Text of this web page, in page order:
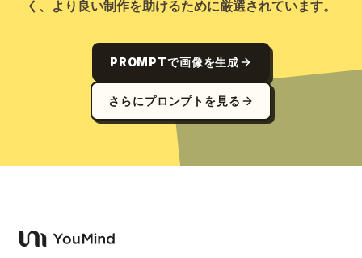
く、より良い制作を助けるために厳選されています。
PROMPTで画像を生成
さらにプロンプトを見る